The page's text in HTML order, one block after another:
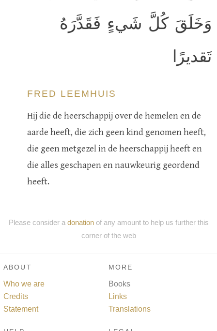
وَخَلَقَ كُلَّ شَيءٍ فَقَدَّرَهُ
تَقديرًا
FRED LEEMHUIS
Hij die de heerschappij over de hemelen en de
aarde heeft, die zich geen kind genomen heeft,
die geen metgezel in de heerschappij heeft en
die alles geschapen en nauwkeurig geordend
heeft.
Please consider a donationof any amount to help us further this
corner of the web
ABOUT
Who we are
Credits
Statement
MORE
Books
Links
Translations